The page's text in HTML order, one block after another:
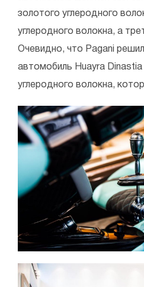
золотого углеродного
углеродного волокна, а
Очевидно, что Pagani
автомобиль Huayra
углеродного волокна,